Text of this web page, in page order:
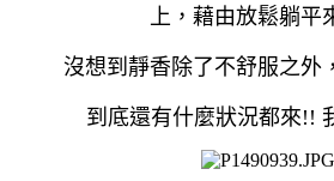
上，藉由放鬆躺平
沒想到靜香除了不舒服之外
到底還有什麼狀況都來!!